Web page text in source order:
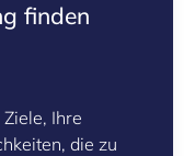
finden
Ihre
die zu